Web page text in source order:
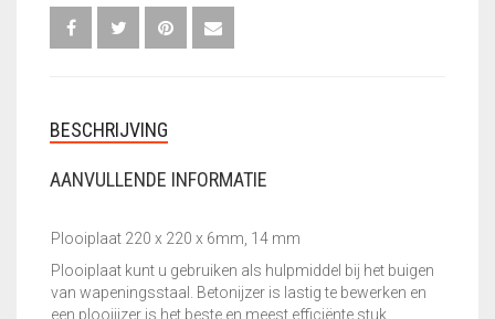
BESCHRIJVING
AANVULLENDE INFORMATIE
Plooiplaat 220 x 220 x 6mm, 14 mm
Plooiplaat kunt u gebruiken als hulpmiddel bij het buigen
van wapeningsstaal. Betonijzer is lastig te bewerken en
een plooiijzer is het beste en meest efficiënte stuk